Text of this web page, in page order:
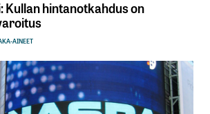
hintanotkahdus on
AINEET